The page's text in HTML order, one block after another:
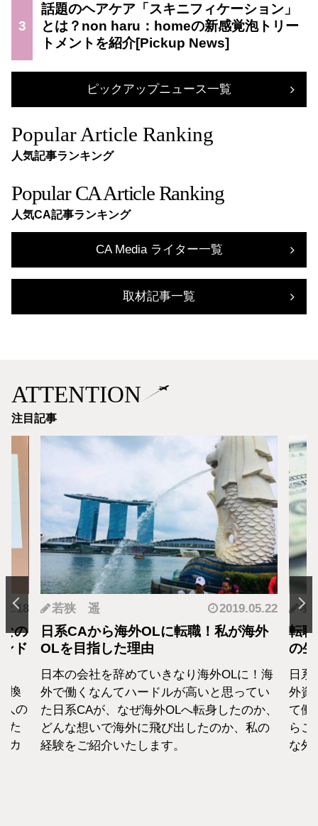
3
話題のヘアケア「スキニフィケーション」
とは？non haru：homeの新感覚泡トリー
トメントを紹介
ピックアップニュース一覧
Popular Article Ranking
人気記事ランキング
Popular CA Article Ranking
人気CA記事ランキング
CA Media ライター一覧
取材記事一覧
ATTENTION
注目記事
の
ド
換
人の
た
カ
若狭 遥 2019.05.22
日系CAから海外OLに転職！私が海外
OLを目指した理由
日本の会社を辞めていきなり海外OLに！海
外で働くなんてハードルが高いと思ってい
た日系CAが、なぜ海外OLへ転身したのか、
どんな想いで海外に飛び出したのか、私の
経験をご紹介いたします。
羽
転
の
日
外資
て働
らこ
な外